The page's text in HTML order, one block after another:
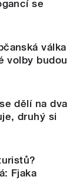
se
válka
volby budou
dělí na dva
druhý si
Fjaka